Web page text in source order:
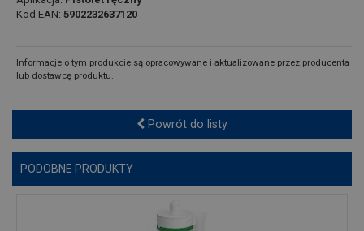
Kod EAN: 5902232637120
Informacje o tym produkcie są opracowywane i aktualizowane przez producenta
lub dostawcę produktu.
Powrót do listy
PODOBNE PRODUKTY